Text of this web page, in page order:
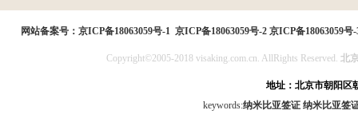
网站备案号： 京ICP备18063059号-1 京ICP备18063059号-2 京ICP备18063059号-
Copyright©2005-2018 visaking.com.cn. AllRights Reserved. 北
地址：北京市朝阳区
keywords:纳米比亚签证 纳米比亚签